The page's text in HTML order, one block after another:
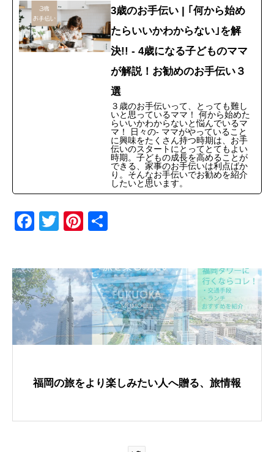
3歳のお手伝い | ｢何から始め
たらいいかわからない｣を解
決!! - 4歳になる子どものママ
が解説！お勧めのお手伝い３
選
３歳のお手伝いって、とっても難し
いと思っているママ！ 何から始めた
らいいかわからないと悩んでいるマ
マ！ 日々の- ママがやっていること
に興味をたくさん持つ時期は、お手
伝いのスタートにとってとてもよい
時期。子どもの成長を高めることが
できる、家事のお手伝いは利点ばか
り。そんなお手伝いでお勧めを紹介
したいと思います。
F
e
b
o
o
T
er
Pi
e
st
福岡の旅をより楽しみたい人へ贈る、旅情報